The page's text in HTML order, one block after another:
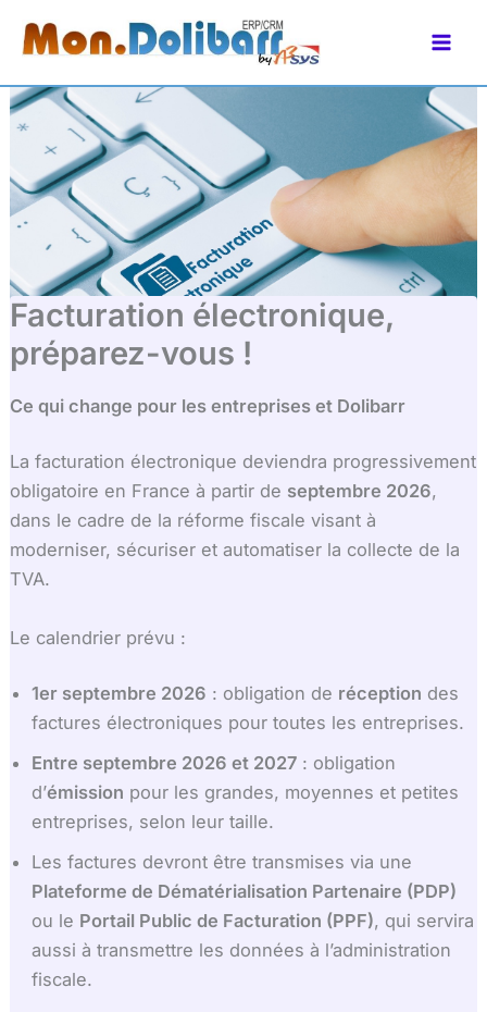
principal
Facturation électronique,
préparez-vous !
Ce qui change pour les entreprises et Dolibarr
La facturation électronique deviendra progressivement
obligatoire en France à partir de septembre 2026,
dans le cadre de la réforme fiscale visant à
moderniser, sécuriser et automatiser la collecte de la
TVA.
Le calendrier prévu :
1er septembre 2026 : obligation de réception des
factures électroniques pour toutes les entreprises.
Entre septembre 2026 et 2027: obligation
d’émission pour les grandes, moyennes et petites
entreprises, selon leur taille.
Les factures devront être transmises via une
Plateforme de Dématérialisation Partenaire (PDP)
ou le Portail Public de Facturation (PPF), qui servira
aussi à transmettre les données à l’administration
fiscale.